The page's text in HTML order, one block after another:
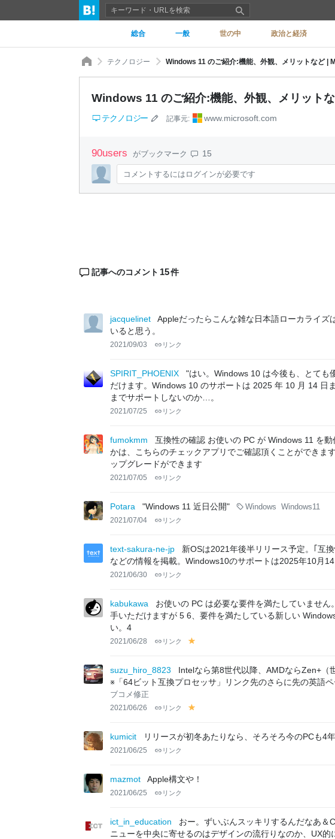
総合 一般 世の中 政治と経済
テクノロジー Windows 11 のご紹介:機能、外観、メリットなど |
Windows 11 のご紹介:機能、外観、メリット
テクノロジー 記事元: www.microsoft.com
90users がブックマーク 15
コメントするにはログインが必要です
記事へのコメント 15件
jacquelinet
Appleだったらこんな雑な日本語ローカライズ
いると思う。
2021/09/03 リンク
SPIRIT_PHOENIX
"はい。Windows 10 は今後も、とても
だけます。Windows 10 のサポートは 2025 年 10 月 14
までサポートしないのか…。
2021/07/25 リンク
fumokmm
互換性の確認 お使いの PC が Windows 11 を
かは、こちらのチェックアプリでご確認頂くことができま
ップグレードができます
2021/07/05 リンク
Potara "Windows 11 近日公開" Windows Windows11
2021/07/04 リンク
text-sakura-ne-jp
新OSは2021年後半リリース予定。｢互
などの情報を掲載。Windows10のサポートは2025年10月14
2021/06/30 リンク
kabukawa
お使いの PC は必要な要件を満たしていませ
手いただけますが 5 6、要件を満たしている新しい
い。4
2021/06/28 リンク
lo
w
suzu_hiro_8823
Intelなら第8世代以降、AMDならZen+（
※「64ビット互換プロセッサ」リンク先のさらに先の英語
ブコメ修正
2021/06/26 リンク
lo
kumicit リリースが初冬あたりなら、そろそろ今のPCも4
2021/06/25 リンク
mazmot Apple構文や！
2021/06/25 リンク
ict_in_education
おー。ずいぶんスッキリするんだなあ＆
ニューを中央に寄せるのはデザインの流行りなのか、UX